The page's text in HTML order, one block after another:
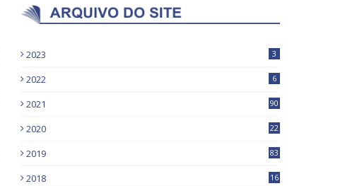
2023 3
2022 6
2021 90
2020
22
2019
83
2018
16